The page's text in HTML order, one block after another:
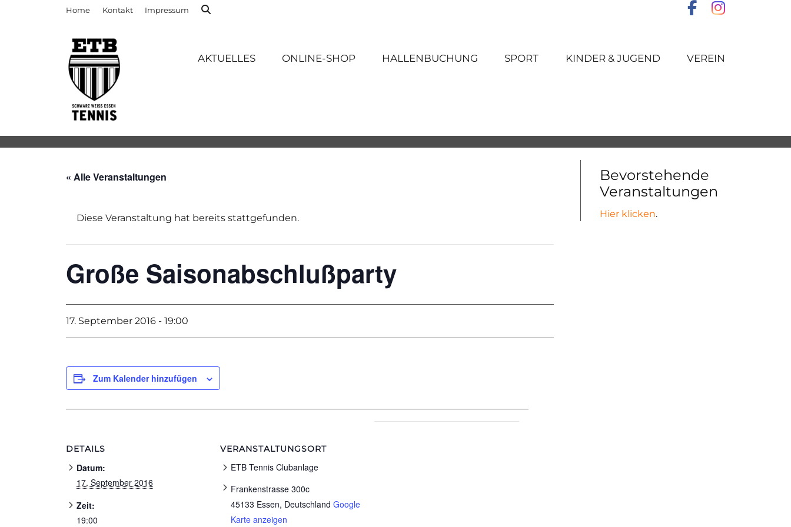
Home Kontakt Impressum
AKTUELLES ONLINE-SHOP HALLENBUCHUNG SPORT KINDER & JUGEND VEREIN
« Alle Veranstaltungen
Diese Veranstaltung hat bereits stattgefunden.
Große Saisonabschlußparty
17. September 2016 - 19:00
Zum Kalender hinzufügen
DETAILS
Datum:
17. September 2016
Zeit:
19:00
VERANSTALTUNGSORT
ETB Tennis Clubanlage
Frankenstrasse 300c
45133 Essen, Deutschland Google
Karte anzeigen
Bevorstehende
Veranstaltungen
Hier klicken.